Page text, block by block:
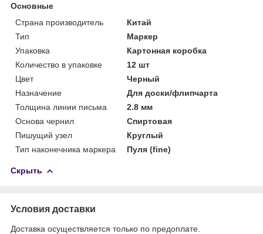
Основные
Страна производитель
Китай
Тип
Маркер
Упаковка
Картонная коробка
Количество в упаковке
12 шт
Цвет
Черный
Назначение
Для доски/флипчарта
Толщина линии письма
2.8 мм
Основа чернил
Спиртовая
Пишущий узел
Круглый
Тип наконечника маркера
Пуля (fine)
Скрыть
Условия доставки
Доставка осуществляется только по предоплате.